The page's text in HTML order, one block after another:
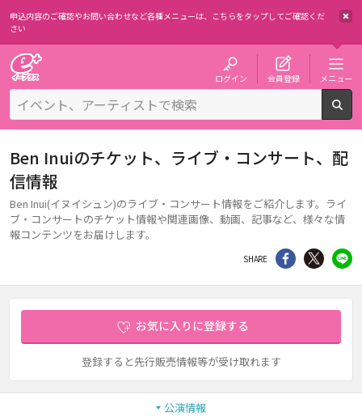
申込内容のご確認やお問い合わせなど各種メニューは、 こちらをタップしてご確認くだ
さい
ログイン 会員登録 メニュー
Ben Inuiのチケット、ライブ・コンサート、配
信情報
Ben Inui(イヌイシュン)のライブ・コンサート情報をご紹介します。ライ
ブ・コンサートのチケット情報や関連画像、動画、記事など、様々な情
報コンテンツをお届けします。
SHARE シェア Twitter
お気に入りに登録する
登録すると先行販売情報等が受け取れます
公演情報